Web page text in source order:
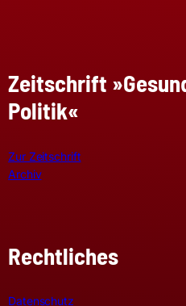
Zeitschrift
Politik«
Zur Zeitschrift
Archiv
Rechtliches
Datenschutz